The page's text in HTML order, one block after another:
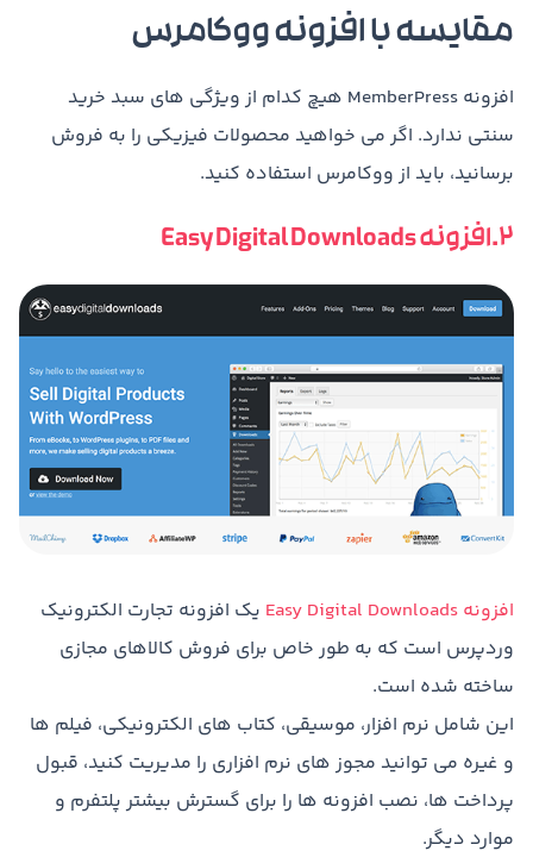
مقایسه با افزونه ووکامرس
افزونه MemberPress هیچ کدام از ویژگی های سبد خرید
سنتی ندارد. اگر می خواهید محصولات فیزیکی را به فروش
برسانید، باید از ووکامرس استفاده کنید.
2.افزونه Easy Digital Downloads
افزونه Easy Digital Downloads
یک افزونه تجارت الکترونیک
وردپرس است که به طور خاص برای فروش کالاهای مجازی
ساخته شده است.
این شامل نرم افزار، موسیقی، کتاب های الکترونیکی، فیلم ها
و غیره می توانید مجوز های نرم افزاری را مدیریت کنید، قبول
پرداخت ها، نصب افزونه ها را برای گسترش بیشتر پلتفرم و
موارد دیگر.